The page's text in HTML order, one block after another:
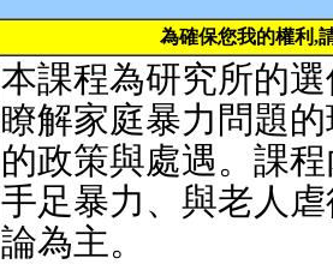
為確保您我的權利,
本課程為研究所的
瞭解家庭暴力問題
的政策與處遇。課
手足暴力、與老人
論為主。